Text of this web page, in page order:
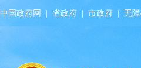
中国政府网 省政府 市政府 无